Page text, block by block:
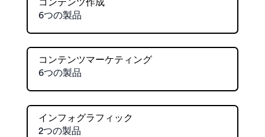
コンテンツ作成
6つの製品
コンテンツマーケティング
6つの製品
インフォグラフィック
2つの製品